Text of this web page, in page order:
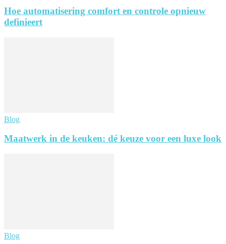
Hoe automatisering comfort en controle opnieuw
definieert
Blog
Maatwerk in de keuken: dé keuze voor een luxe look
Blog